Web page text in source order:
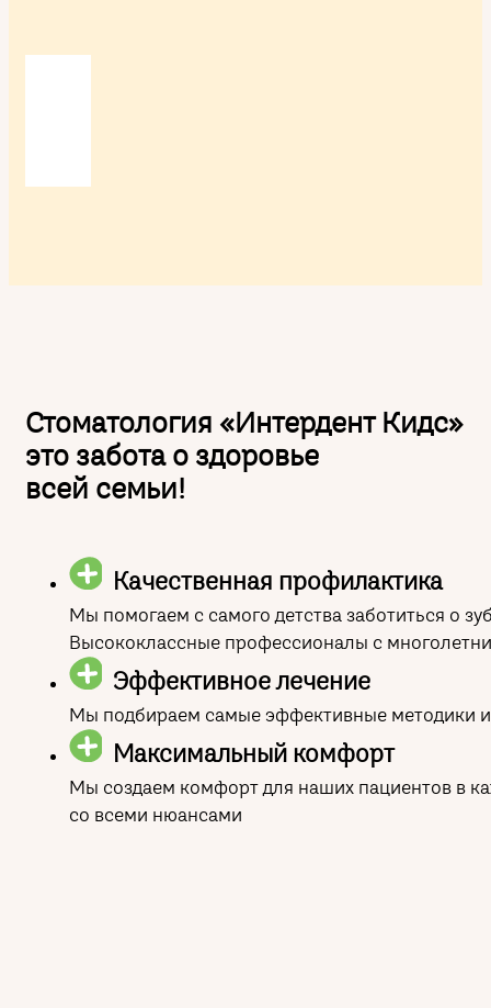
Стоматология «Интердент Кидс»
это забота о здоровье
всей семьи!
Качественная профилактика
Мы помогаем с самого детства заботиться о
Высококлассные профессионалы с
Эффективное лечение
Мы подбираем самые эффективные методики и
Максимальный комфорт
Мы создаем комфорт для наших пациентов в
со всеми нюансами